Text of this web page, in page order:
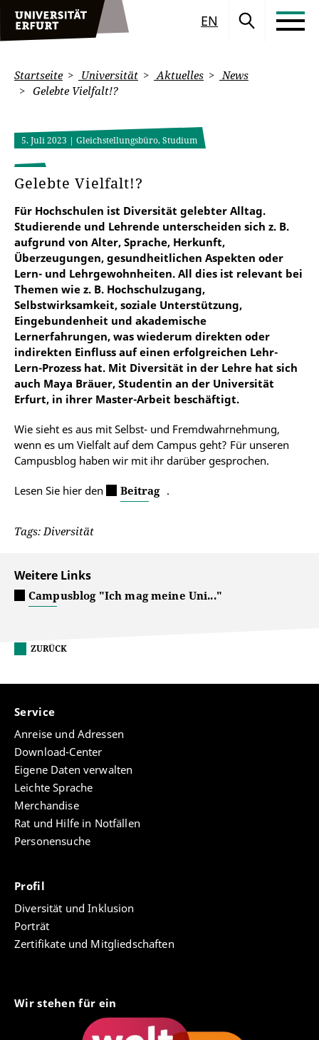
EN
Startseite Universität Aktuelles
News
Gelebte Vielfalt!?
5. Juli 2023 | Gleichstellungsbüro, Studium
Gelebte Vielfalt!?
Für Hochschulen ist Diversität gelebter Alltag.
Studierende und Lehrende unterscheiden sich z. B.
aufgrund von Alter, Sprache, Herkunft,
Überzeugungen, gesundheitlichen Aspekten oder
Lern- und Lehrgewohnheiten. All dies ist relevant bei
Themen wie z. B. Hochschulzugang,
Selbstwirksamkeit, soziale Unterstützung,
Eingebundenheit und akademische
Lernerfahrungen, was wiederum direkten oder
indirekten Einfluss auf einen erfolgreichen Lehr-
Lern-Prozess hat. Mit Diversität in der Lehre hat sich
auch Maya Bräuer, Studentin an der Universität
Erfurt, in ihrer Master-Arbeit beschäftigt.
Wie sieht es aus mit Selbst- und Fremdwahrnehmung,
wenn es um Vielfalt auf dem Campus geht? Für unseren
Campusblog haben wir mit ihr darüber gesprochen.
Lesen Sie hier den Beitrag .
Tags: Diversität
Weitere Links
Campusblog "Ich mag meine Uni..."
ZURÜCK
Service
Anreise und Adressen
Download-Center
Eigene Daten verwalten
Leichte Sprache
Merchandise
Rat und Hilfe in Notfällen
Personensuche
Profil
Diversität und Inklusion
Porträt
Zertifikate und Mitgliedschaften
Wir stehen für ein